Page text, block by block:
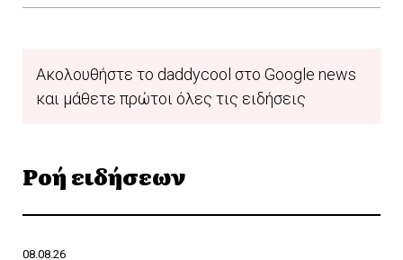
Ακολουθήστε το daddycool στο Google news
και μάθετε πρώτοι όλες τις ειδήσεις
Ροή ειδήσεων
08.08.26